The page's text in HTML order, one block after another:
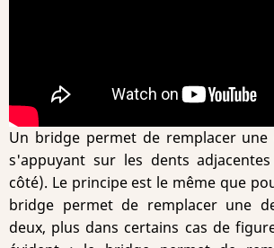
Un bridge permet de remplacer une
s'appuyant sur les dents
côté). Le principe est le même que
bridge permet de remplacer une
deux, plus dans certains cas de